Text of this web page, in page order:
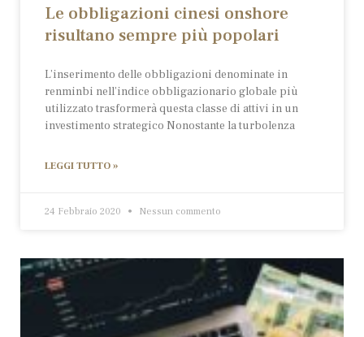
Le obbligazioni cinesi onshore
risultano sempre più popolari
L’inserimento delle obbligazioni denominate in
renminbi nell’indice obbligazionario globale più
utilizzato trasformerà questa classe di attivi in un
investimento strategico Nonostante la turbolenza
LEGGI TUTTO »
24 Febbraio 2020 Nessun commento